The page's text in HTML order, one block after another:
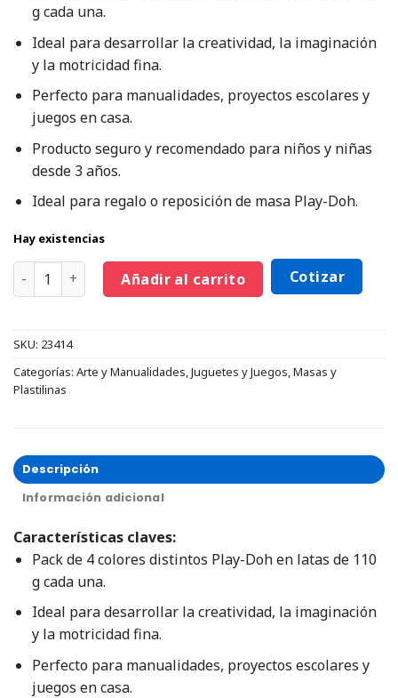
g cada una.
Ideal para desarrollar la creatividad, la imaginación
y la motricidad fina.
Perfecto para manualidades, proyectos escolares y
juegos en casa.
Producto seguro y recomendado para niños y niñas
desde 3 años.
Ideal para regalo o reposición de masa Play-Doh.
Hay existencias
Añadir al carrito Cotizar
SKU: 23414
Categorías: Arte y Manualidades,Juguetes y Juegos,Masas y
Plastilinas
Descripción
Información adicional
Características claves:
Pack de 4 colores distintos Play-Doh en latas de 110
g cada una.
Ideal para desarrollar la creatividad, la imaginación
y la motricidad fina.
Perfecto para manualidades, proyectos escolares y
juegos en casa.